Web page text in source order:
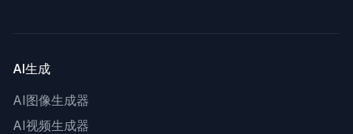
AI生成
AI图像生成器
AI视频生成器